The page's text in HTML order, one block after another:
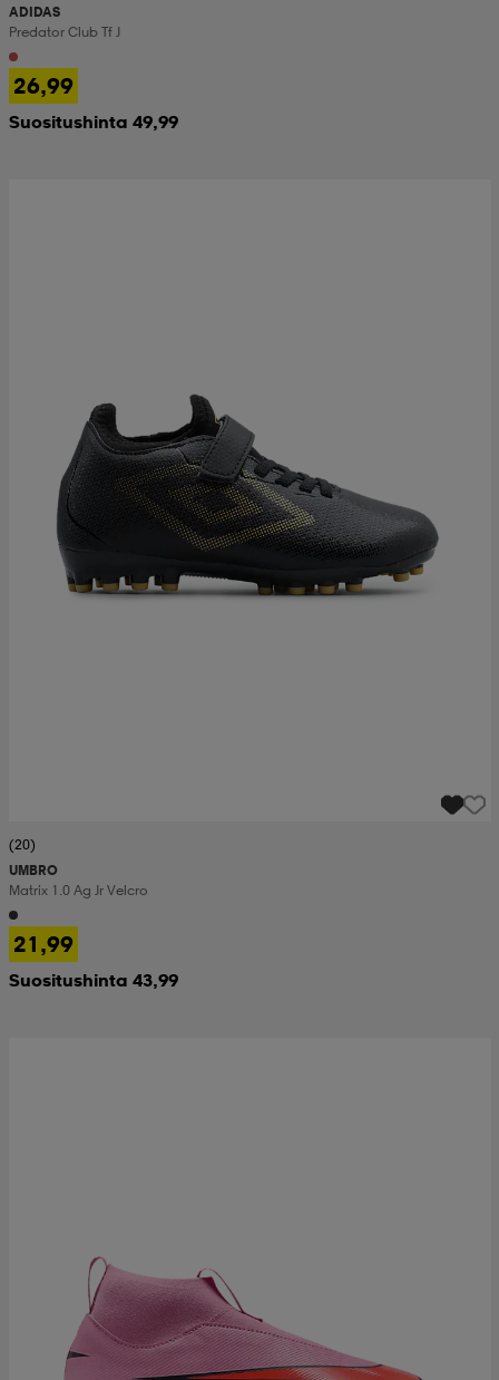
ADIDAS
Predator Club Tf J
26,99
Suositushinta 49,99
(20)
UMBRO
Matrix 1.0 Ag Jr Velcro
21,99
Suositushinta 43,99